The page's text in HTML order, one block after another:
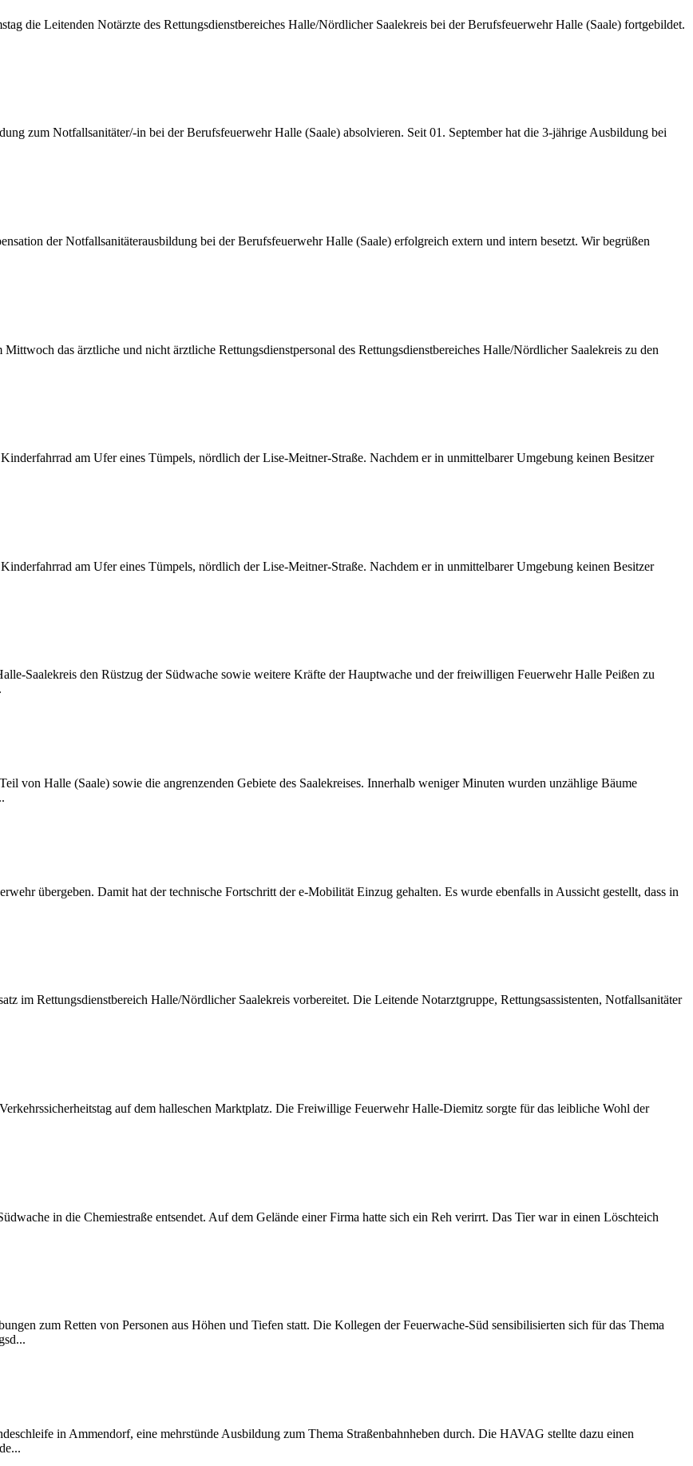
die Leitenden Notärzte des Rettungsdienstbereiches Halle/Nördlicher Saalekreis bei der Berufsfeuerwehr Halle (Saale) fortgebildet.
zum Notfallsanitäter/-in bei der Berufsfeuerwehr Halle (Saale) absolvieren. Seit 01. September hat die 3-jährige Ausbildung bei
der Notfallsanitäterausbildung bei der Berufsfeuerwehr Halle (Saale) erfolgreich extern und intern besetzt. Wir begrüßen
das ärztliche und nicht ärztliche Rettungsdienstpersonal des Rettungsdienstbereiches Halle/Nördlicher Saalekreis zu den
am Ufer eines Tümpels, nördlich der Lise-Meitner-Straße. Nachdem er in unmittelbarer Umgebung keinen Besitzer
am Ufer eines Tümpels, nördlich der Lise-Meitner-Straße. Nachdem er in unmittelbarer Umgebung keinen Besitzer
Saalekreis den Rüstzug der Südwache sowie weitere Kräfte der Hauptwache und der freiwilligen Feuerwehr Halle Peißen zu
von Halle (Saale) sowie die angrenzenden Gebiete des Saalekreises. Innerhalb weniger Minuten wurden unzählige Bäume
übergeben. Damit hat der technische Fortschritt der e-Mobilität Einzug gehalten. Es wurde ebenfalls in Aussicht gestellt, dass in
im Rettungsdienstbereich Halle/Nördlicher Saalekreis vorbereitet. Die Leitende Notarztgruppe, Rettungsassistenten, Notfallsanitäter
auf dem halleschen Marktplatz. Die Freiwillige Feuerwehr Halle-Diemitz sorgte für das leibliche Wohl der
in die Chemiestraße entsendet. Auf dem Gelände einer Firma hatte sich ein Reh verirrt. Das Tier war in einen Löschteich
zum Retten von Personen aus Höhen und Tiefen statt. Die Kollegen der Feuerwache-Süd sensibilisierten sich für das Thema
in Ammendorf, eine mehrstünde Ausbildung zum Thema Straßenbahnheben durch. Die HAVAG stellte dazu einen